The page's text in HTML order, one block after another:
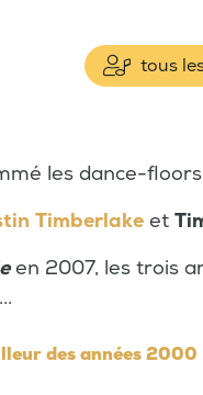
tous
les dance-
Timberlake et
en 2007, les trois
des années 2000